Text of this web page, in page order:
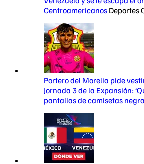
Centroamericanos Deportes
Portero del Morelia pide
Jornada 3 de la Expansión:
pantallas de camisetas